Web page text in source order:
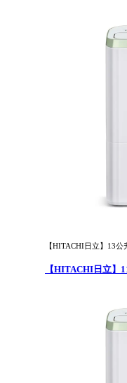
【HITACHI日立】13
【HITACHI日立】